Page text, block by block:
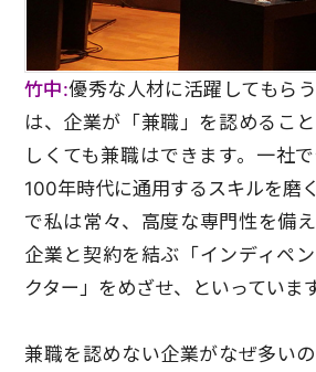
竹中:優秀な人材に活躍してもら
は、企業が「兼職」を認めるこ
しくても兼職はできます。一社
100年時代に通用するスキルを磨
で私は常々、高度な専門性を備
企業と契約を結ぶ「インディペ
クター」をめざせ、といっています
兼職を認めない企業がなぜ多い